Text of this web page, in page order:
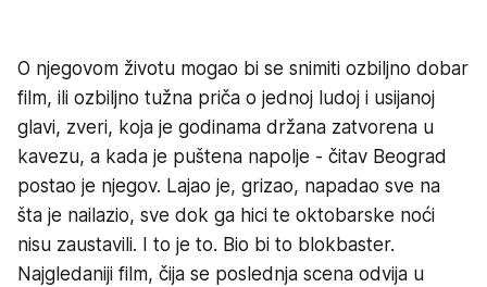
O njegovom životu mogao bi se snimiti ozbiljno dobar
film, ili ozbiljno tužna priča o jednoj ludoj i usijanoj
glavi, zveri, koja je godinama držana zatvorena u
kavezu, a kada je puštena napolje - čitav Beograd
postao je njegov. Lajao je, grizao, napadao sve na
šta je nailazio, sve dok ga hici te oktobarske noći
nisu zaustavili. I to je to. Bio bi to blokbaster.
Najgledaniji film, čija se poslednja scena odvija u